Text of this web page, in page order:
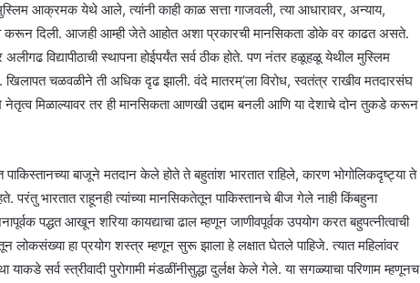
आक्रमक येथे आले, त्यांनी काही काळ सत्ता गाजवली, त्या आधारावर, अन्याय,
करून दिली. आजही आम्ही जेते आहोत अशा प्रकारची मानसिकता डोके वर काढत असते.
विद्यापीठाची स्थापना होईपर्यंत सर्व ठीक होते. पण नंतर हळूहळू येथील मुस्लिम
चळवळीने ती अधिक दृढ झाली. वंदे मातरम्’ला विरोध, स्वतंत्र राखीव मतदारसंघ
नेतृत्व मिळाल्यावर तर ही मानसिकता आणखी उद्दाम बनली आणि या देशाचे दोन तुकडे करून
पाकिस्तानच्या बाजूने मतदान केले होते ते बहुतांश भारतात राहिले, कारण भोगोलिकदृष्ट्या ते
भारतात राहूनही त्यांच्या मानसिकतेतून पाकिस्तानचे बीज गेले नाही किंबहुना
पद्धत आखून शरिया कायद्याचा ढाल म्हणून जाणीवपूर्वक उपयोग करत बहुपत्नीत्वाची
हा प्रयोग शस्त्र म्हणून सुरू झाला हे लक्षात घेतले पाहिजे. त्यात महिलांवर
सर्व स्त्रीवादी पुरोगामी मंडळींनीसुद्धा दुर्लक्ष केले गेले. या सगळ्याचा परिणाम म्हणूनच